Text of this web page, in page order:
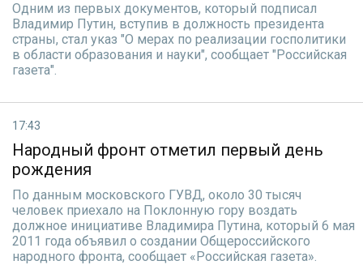
Одним из первых документов, который подписал
Владимир Путин, вступив в должность президента
страны, стал указ "О мерах по реализации госполитики
в области образования и науки", сообщает "Российская
газета".
17:43
Народный фронт отметил первый день
рождения
По данным московского ГУВД, около 30 тысяч
человек приехало на Поклонную гору воздать
должное инициативе Владимира Путина, который 6 мая
2011 года объявил о создании Общероссийского
народного фронта, сообщает «Российская газета».